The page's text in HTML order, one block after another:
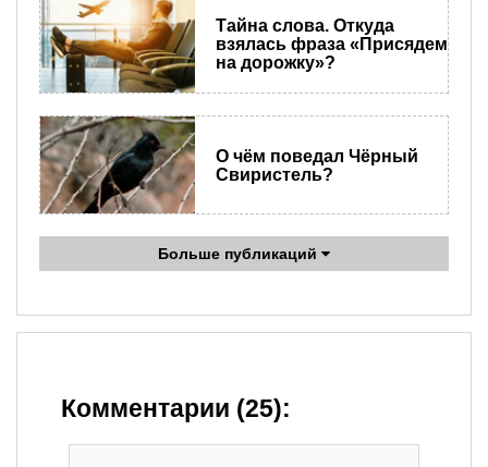
Тайна слова. Откуда
взялась фраза «Присядем
на дорожку»?
О чём поведал Чёрный
Свиристель?
Больше публикаций
Комментарии (25):